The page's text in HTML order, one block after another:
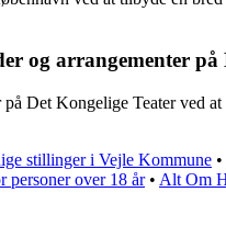
og arrangementer på
Det Kongelige Teater ved
stillinger i Vejle Kommune •
personer over 18 år• Alt Om